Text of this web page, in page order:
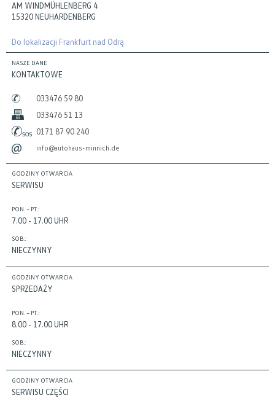
AM WINDMÜHLENBERG 4
15320 NEUHARDENBERG
Do lokalizacji Frankfurt nad Odrą
NASZE DANE
KONTAKTOWE
033476 59 80
033476 51 13
0171 87 90 240
info@autohaus-minnich.de
GODZINY OTWARCIA
SERWISU
PON. – PT.:
7.00 - 17.00 UHR
SOB.:
NIECZYNNY
GODZINY OTWARCIA
SPRZEDAŻY
PON. – PT.:
8.00 - 17.00 UHR
SOB.:
NIECZYNNY
GODZINY OTWARCIA
SERWISU CZĘŚCI